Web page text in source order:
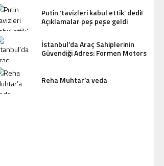
KAZDAĞLARI’NIN
HOTEL MISAFIRLERINDEN
Putin ‘tavizleri kabul ettik’ dedi!
Açıklamalar peş peşe geldi
İstanbul’da Araç Sahiplerinin
Güvendiği Adres: Formen Motors
Reha Muhtar’a veda